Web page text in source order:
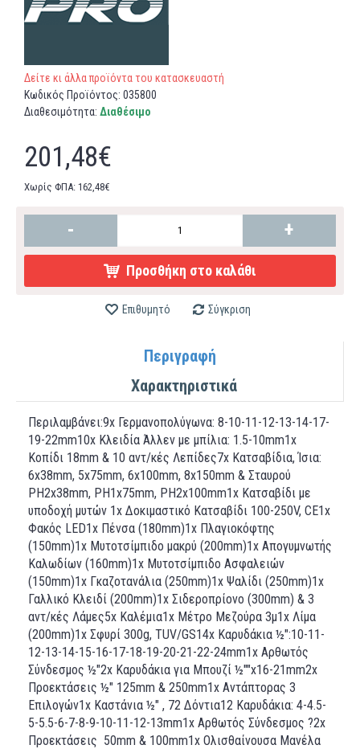
Δείτε κι άλλα προϊόντα του κατασκευαστή
Κωδικός Προϊόντος: 035800
Διαθεσιμότητα: Διαθέσιμο
201,48€
Χωρίς ΦΠΑ: 162,48€
- +
Προσθήκη στο καλάθι
Επιθυμητό Σύγκριση
Περιγραφή
Χαρακτηριστικά
Περιλαμβάνει:9x Γερμανοπολύγωνα: 8-10-11-12-13-14-17-
19-22mm10x Κλειδία Άλλεν με μπίλια: 1.5-10mm1x
Κοπίδι 18mm & 10 αντ/κές Λεπίδες7x Κατσαβίδια, Ίσια:
6x38mm, 5x75mm, 6x100mm, 8x150mm & Σταυρού
PH2x38mm, PH1x75mm, PH2x100mm1x Κατσαβίδι με
υποδοχή μυτών 1x Δοκιμαστικό Κατσαβίδι 100-250V, CE1x
Φακός LED1x Πένσα (180mm)1x Πλαγιοκόφτης
(150mm)1x Μυτοτσίμπιδο μακρύ (200mm)1x Απογυμνωτής
Καλωδίων (160mm)1x Μυτοτσίμπιδο Ασφαλειών
(150mm)1x Γκαζοτανάλια (250mm)1x Ψαλίδι (250mm)1x
Γαλλικό Κλειδί (200mm)1x Σιδεροπρίονο (300mm) & 3
αντ/κές Λάμες5x Καλέμια1x Μέτρο Μεζούρα 3μ1x Λίμα
(200mm)1x Σφυρί 300g, TUV/GS14x Καρυδάκια ½":10-11-
12-13-14-15-16-17-18-19-20-21-22-24mm1x Αρθωτός
Σύνδεσμος ½"2x Καρυδάκια για Μπουζί ½""x16-21mm2x
Προεκτάσεις ½" 125mm & 250mm1x Αντάπτορας 3
Επιλογών1x Καστάνια ½" , 72 Δόντια12 Καρυδάκια: 4-4.5-
5-5.5-6-7-8-9-10-11-12-13mm1x Αρθωτός Σύνδεσμος ?2x
Προεκτάσεις 50mm & 100mm1x Ολισθαίνουσα Μανέλα